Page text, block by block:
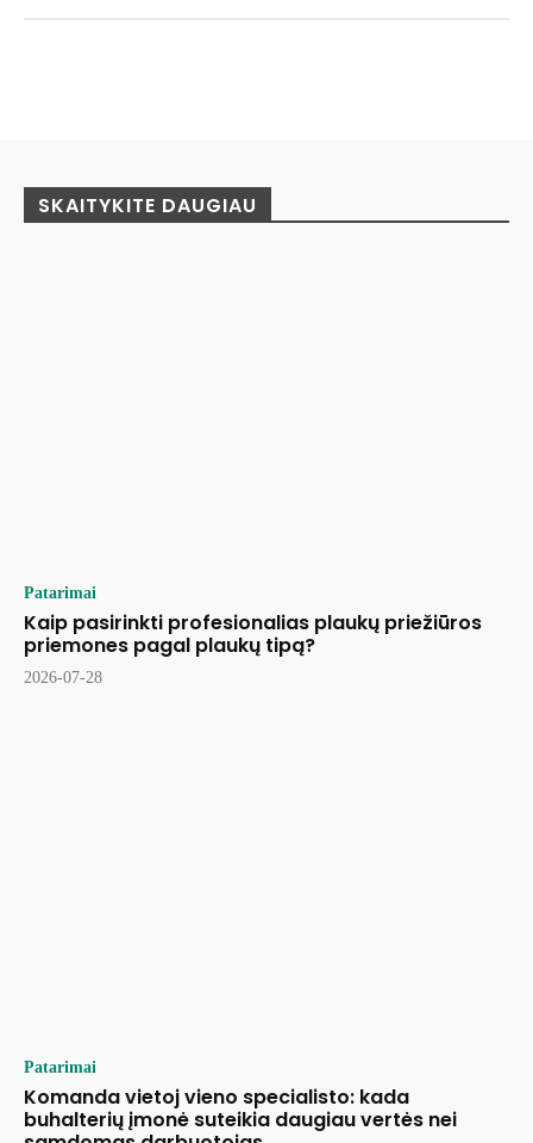
SKAITYKITE DAUGIAU
Patarimai
Kaip pasirinkti profesionalias plaukų priežiūros
priemones pagal plaukų tipą?
2026-07-28
Patarimai
Komanda vietoj vieno specialisto: kada
buhalterių įmonė suteikia daugiau vertės nei